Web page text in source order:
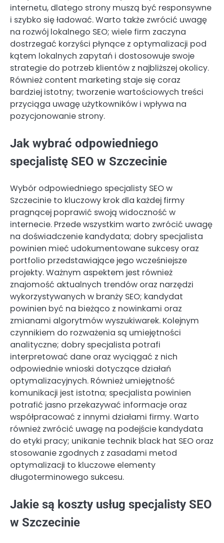
internetu, dlatego strony muszą być responsywne
i szybko się ładować. Warto także zwrócić uwagę
na rozwój lokalnego SEO; wiele firm zaczyna
dostrzegać korzyści płynące z optymalizacji pod
kątem lokalnych zapytań i dostosowuje swoje
strategie do potrzeb klientów z najbliższej okolicy.
Również content marketing staje się coraz
bardziej istotny; tworzenie wartościowych treści
przyciąga uwagę użytkowników i wpływa na
pozycjonowanie strony.
Jak wybrać odpowiedniego
specjalistę SEO w Szczecinie
Wybór odpowiedniego specjalisty SEO w
Szczecinie to kluczowy krok dla każdej firmy
pragnącej poprawić swoją widoczność w
internecie. Przede wszystkim warto zwrócić uwagę
na doświadczenie kandydata; dobry specjalista
powinien mieć udokumentowane sukcesy oraz
portfolio przedstawiające jego wcześniejsze
projekty. Ważnym aspektem jest również
znajomość aktualnych trendów oraz narzędzi
wykorzystywanych w branży SEO; kandydat
powinien być na bieżąco z nowinkami oraz
zmianami algorytmów wyszukiwarek. Kolejnym
czynnikiem do rozważenia są umiejętności
analityczne; dobry specjalista potrafi
interpretować dane oraz wyciągać z nich
odpowiednie wnioski dotyczące działań
optymalizacyjnych. Również umiejętność
komunikacji jest istotna; specjalista powinien
potrafić jasno przekazywać informacje oraz
współpracować z innymi działami firmy. Warto
również zwrócić uwagę na podejście kandydata
do etyki pracy; unikanie technik black hat SEO oraz
stosowanie zgodnych z zasadami metod
optymalizacji to kluczowe elementy
długoterminowego sukcesu.
Jakie są koszty usług specjalisty SEO
w Szczecinie